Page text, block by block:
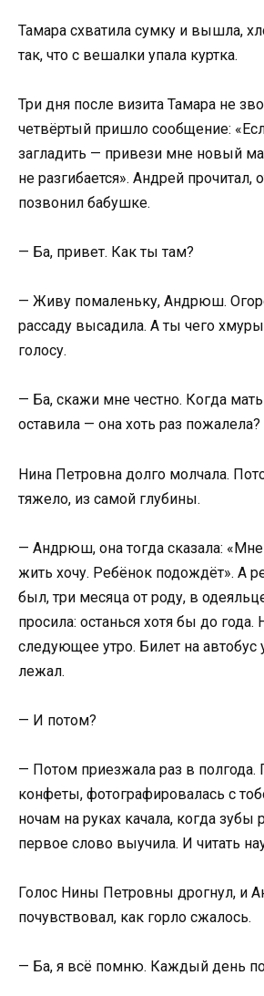
Тамара схватила сумку и вышла,
так, что с вешалки упала куртка.
Три дня после визита Тамара не
четвёртый пришло сообщение:
загладить — привези мне новый
не разгибается». Андрей прочитал,
позвонил бабушке.
— Ба, привет. Как ты там?
— Живу помаленьку, Андрюш.
рассаду высадила. А ты чего
голосу.
— Ба, скажи мне честно. Когда
оставила — она хоть раз пожалела?
Нина Петровна долго молчала.
тяжело, из самой глубины.
— Андрюш, она тогда сказала:
жить хочу. Ребёнок подождёт». А
был, три месяца от роду, в
просила: останься хотя бы до года.
следующее утро. Билет на
лежал.
— И потом?
— Потом приезжала раз в полгода.
конфеты, фотографировалась с
ночам на руках качала, когда зубы
первое слово выучила. И читать
Голос Нины Петровны дрогнул, и
почувствовал, как горло сжалось.
— Ба, я всё помню. Каждый день